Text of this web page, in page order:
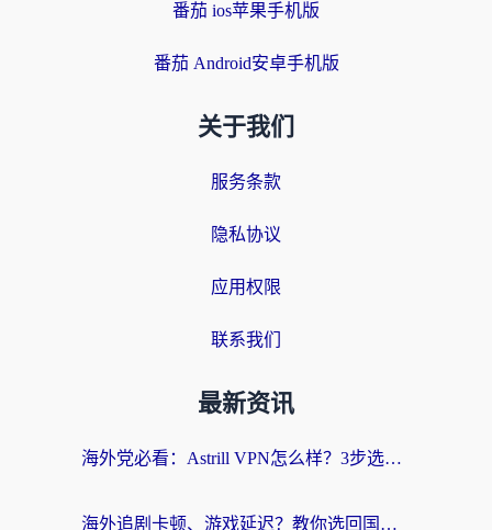
番茄 ios苹果手机版
番茄 Android安卓手机版
关于我们
服务条款
隐私协议
应用权限
联系我们
最新资讯
海外党必看：Astrill VPN怎么样？3步选对回国加速器实现无缝刷剧玩游戏
海外追剧卡顿、游戏延迟？教你选回国加速器，附免费加速器试用一小时福利